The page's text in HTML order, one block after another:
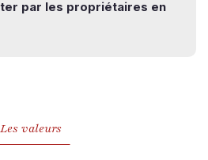
par les propriétaires en
Les valeurs